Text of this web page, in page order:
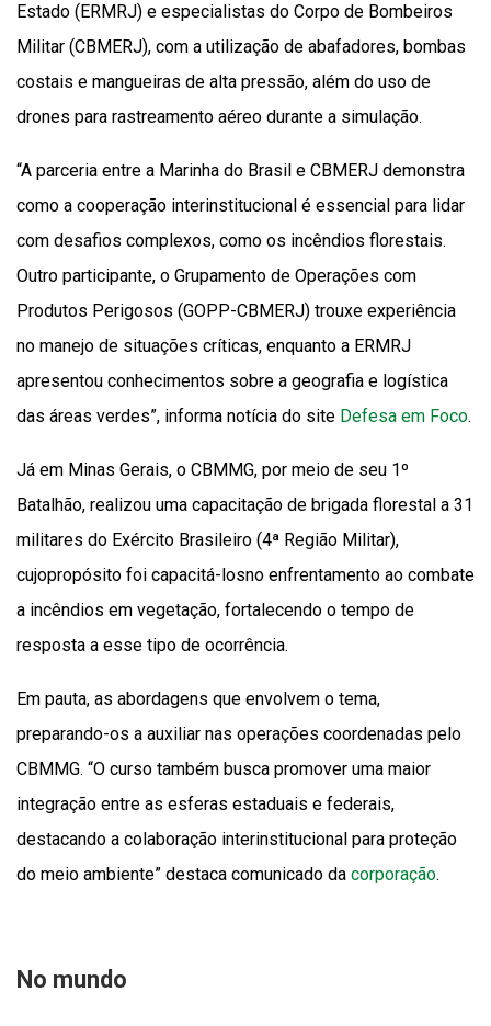
Estado (ERMRJ) e especialistas do Corpo de Bombeiros
Militar (CBMERJ), com a utilização de abafadores, bombas
costais e mangueiras de alta pressão, além do uso de
drones para rastreamento aéreo durante a simulação.
“A parceria entre a Marinha do Brasil e CBMERJ demonstra
como a cooperação interinstitucional é essencial para lidar
com desafios complexos, como os incêndios florestais.
Outro participante, o Grupamento de Operações com
Produtos Perigosos (GOPP-CBMERJ) trouxe experiência
no manejo de situações críticas, enquanto a ERMRJ
apresentou conhecimentos sobre a geografia e logística
das áreas verdes”, informa notícia do site Defesa em Foco.
Já em Minas Gerais, o CBMMG, por meio de seu 1º
Batalhão, realizou uma capacitação de brigada florestal a 31
militares do Exército Brasileiro (4ª Região Militar),
cujopropósito foi capacitá-losno enfrentamento ao combate
a incêndios em vegetação, fortalecendo o tempo de
resposta a esse tipo de ocorrência.
Em pauta, as abordagens que envolvem o tema,
preparando-os a auxiliar nas operações coordenadas pelo
CBMMG. “O curso também busca promover uma maior
integração entre as esferas estaduais e federais,
destacando a colaboração interinstitucional para proteção
do meio ambiente” destaca comunicado da corporação.
No mundo